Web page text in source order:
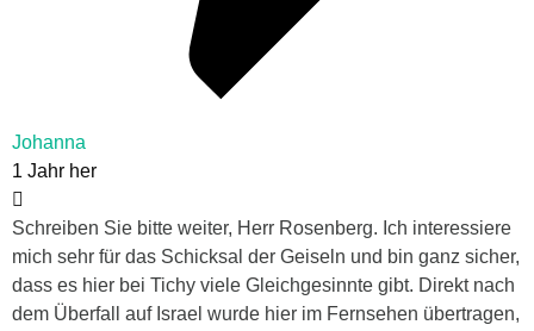
Johanna
1 Jahr her
Schreiben Sie bitte weiter, Herr Rosenberg. Ich interessiere
mich sehr für das Schicksal der Geiseln und bin ganz sicher,
dass es hier bei Tichy viele Gleichgesinnte gibt. Direkt nach
dem Überfall auf Israel wurde hier im Fernsehen übertragen,